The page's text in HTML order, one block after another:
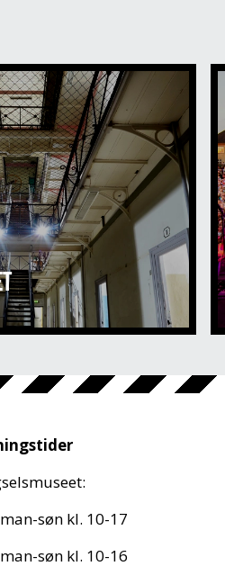
søn kl. 10-17
søn kl. 10-16